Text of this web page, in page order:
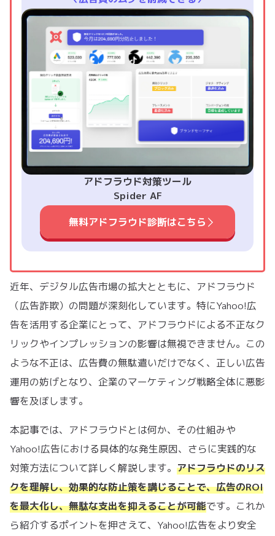
アドフラウド対策ツール
Spider AF
無料アドフラウド診断はこちら
近年、デジタル広告市場の拡大とともに、アドフラウド
（広告詐欺）の問題が深刻化しています。特にYahoo!広
告を活用する企業にとって、アドフラウドによる不正なク
リックやインプレッションの影響は無視できません。この
ような不正は、広告費の無駄遣いだけでなく、正しい広告
運用の妨げとなり、企業のマーケティング戦略全体に悪影
響を及ぼします。
本記事では、アドフラウドとは何か、その仕組みや
Yahoo!広告における具体的な発生原因、さらに実践的な
対策方法について詳しく解説します。 アドフラウドのリス
クを理解し、効果的な防止策を講じることで、広告のROI
を最大化し、無駄な支出を抑えることが可能です。これか
ら紹介するポイントを押さえて、Yahoo!広告をより安全